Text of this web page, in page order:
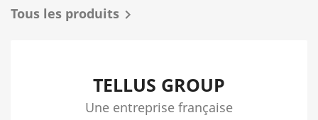
Tous les produits 
TELLUS GROUP
Une entreprise française